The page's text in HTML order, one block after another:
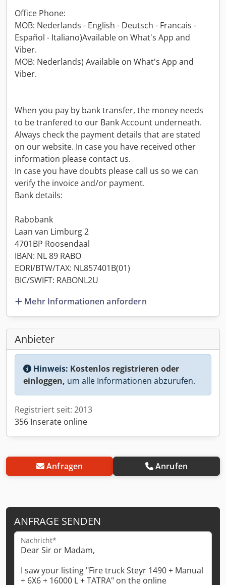
Office Phone:
MOB: Nederlands - English - Deutsch - Francais -
Español - Italiano)Available on What's App and
Viber.
MOB: Nederlands) Available on What's App and
Viber.
When you pay by bank transfer, the money needs
to be tranfered to our Bank Account underneath.
Always check the payment details that are stated
on our website. In case you have received other
information please contact us.
In case you have doubts please call us so we can
verify the invoice and/or payment.
Bank details:
Rabobank
Laan van Limburg 2
4701BP Roosendaal
IBAN: NL 89 RABO
EORI/BTW/TAX: NL857401B(01)
BIC/SWIFT: RABONL2U
Mehr Informationen anfordern
Anbieter
Hinweis: Kostenlos registrieren oder
einloggen, um alle Informationen abzurufen.
Registriert seit: 2013
356 Inserate online
Anfragen Anrufen
ANFRAGE SENDEN
Nachricht*